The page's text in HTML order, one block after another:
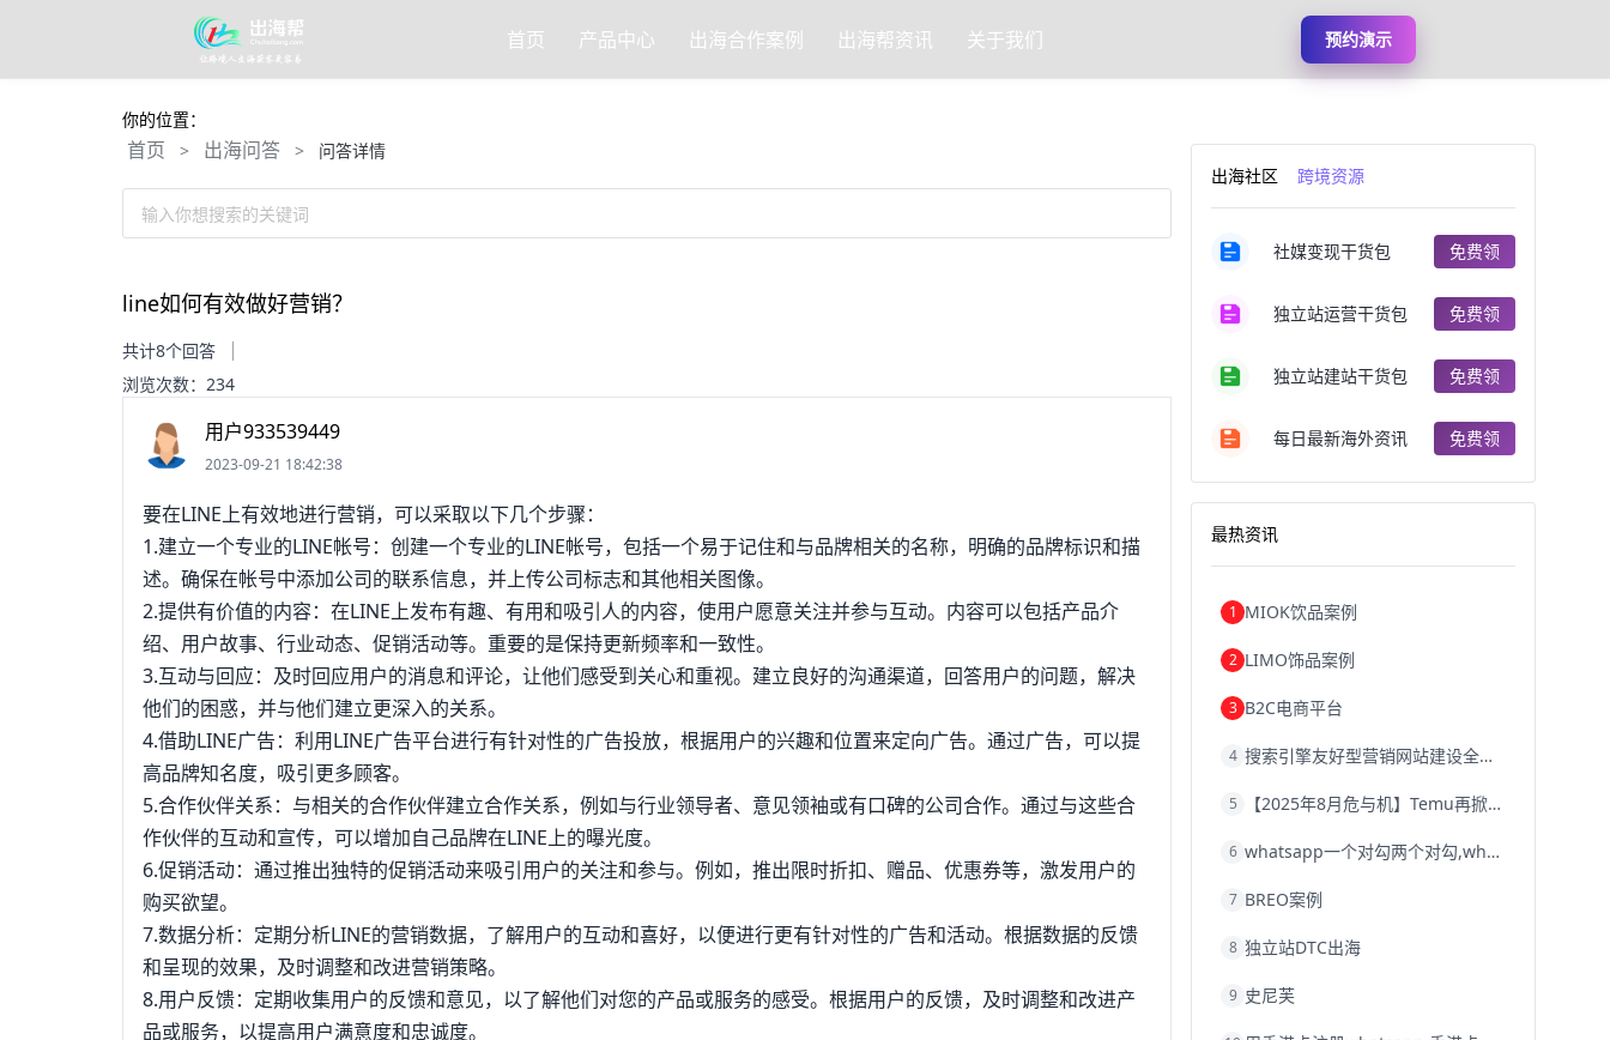
首页 产品中心 出海合作案例 出海帮资讯 关于我们 预约演示
你的位置：
首页 > 出海问答 > 问答详情
输入你想搜索的关键词
line如何有效做好营销？
共计8个回答
浏览次数：234
用户933539449
2023-09-21 18:42:38
要在LINE上有效地进行营销，可以采取以下几个步骤：
1.建立一个专业的LINE帐号：创建一个专业的LINE帐号，包括一个易于记住和与品牌相关的名称，明确的品牌标识和描
述。确保在帐号中添加公司的联系信息，并上传公司标志和其他相关图像。
2.提供有价值的内容：在LINE上发布有趣、有用和吸引人的内容，使用户愿意关注并参与互动。内容可以包括产品介
绍、用户故事、行业动态、促销活动等。重要的是保持更新频率和一致性。
3.互动与回应：及时回应用户的消息和评论，让他们感受到关心和重视。建立良好的沟通渠道，回答用户的问题，解决
他们的困惑，并与他们建立更深入的关系。
4.借助LINE广告：利用LINE广告平台进行有针对性的广告投放，根据用户的兴趣和位置来定向广告。通过广告，可以提
高品牌知名度，吸引更多顾客。
5.合作伙伴关系：与相关的合作伙伴建立合作关系，例如与行业领导者、意见领袖或有口碑的公司合作。通过与这些合
作伙伴的互动和宣传，可以增加自己品牌在LINE上的曝光度。
6.促销活动：通过推出独特的促销活动来吸引用户的关注和参与。例如，推出限时折扣、赠品、优惠券等，激发用户的
购买欲望。
7.数据分析：定期分析LINE的营销数据，了解用户的互动和喜好，以便进行更有针对性的广告和活动。根据数据的反馈
和呈现的效果，及时调整和改进营销策略。
8.用户反馈：定期收集用户的反馈和意见，以了解他们对您的产品或服务的感受。根据用户的反馈，及时调整和改进产
品或服务，以提高用户满意度和忠诚度。
出海社区 跨境资源
社媒变现干货包 免费领
独立站运营干货包 免费领
独立站建站干货包 免费领
每日最新海外资讯 免费领
最热资讯
1 MIOK饮品案例
2 LIMO饰品案例
3 B2C电商平台
4 搜索引擎友好型营销网站建设全攻略
5 【2025年8月危与机】Temu再掀封店风暴，独立站才是跨境卖家的避险通道
6 whatsapp一个对勾两个对勾,whatsapp对勾代表什么意思
7 BREO案例
8 独立站DTC出海
9 史尼芙